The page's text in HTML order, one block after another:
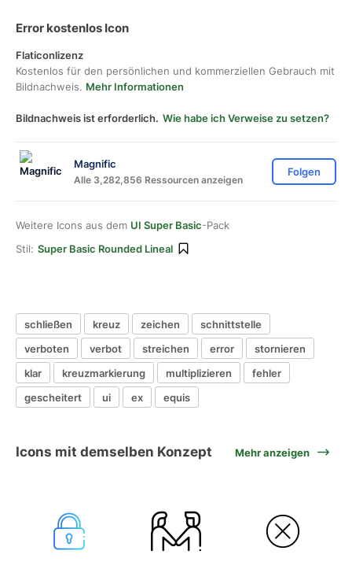
Error kostenlos Icon
Flaticonlizenz
Kostenlos für den persönlichen und kommerziellen Gebrauch mit
Bildnachweis. Mehr Informationen
Bildnachweis ist erforderlich. Wie habe ich Verweise zu setzen?
Magnific
Alle 3,282,856 Ressourcen anzeigen
Folgen
Weitere Icons aus dem UI Super Basic-Pack
Stil: Super Basic Rounded Lineal
schließen kreuz zeichen
schnittstelle
verboten
verbot streichen error
stornieren
klar
kreuzmarkierung multiplizieren
fehler
gescheitert
ui ex equis
Icons mit demselben Konzept Mehr anzeigen